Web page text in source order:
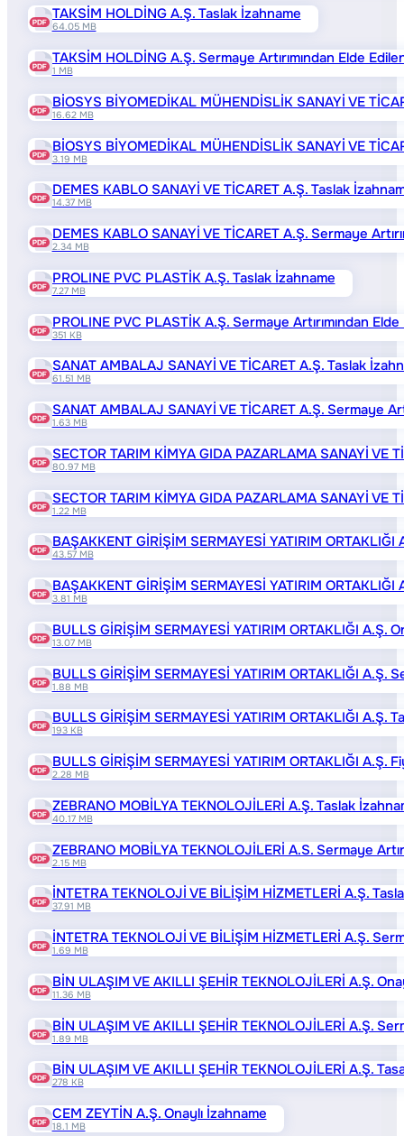
TAKSİM HOLDİNG A.Ş. Taslak İzahname
64.05 MB
TAKSİM HOLDİNG A.Ş. Sermaye Artırımından Elde
1 MB
BİOSYS BİYOMEDİKAL MÜHENDİSLİK SANAYİ VE
16.62 MB
BİOSYS BİYOMEDİKAL MÜHENDİSLİK SANAYİ VE
3.19 MB
DEMES KABLO SANAYİ VE TİCARET A.Ş. Taslak
14.37 MB
DEMES KABLO SANAYİ VE TİCARET A.Ş. Sermaye
2.34 MB
PROLINE PVC PLASTİK A.Ş. Taslak İzahname
7.27 MB
PROLINE PVC PLASTİK A.Ş. Sermaye Artırımından
351 KB
SANAT AMBALAJ SANAYİ VE TİCARET A.Ş. Taslak
61.51 MB
SANAT AMBALAJ SANAYİ VE TİCARET A.Ş. Sermaye
1.63 MB
SECTOR TARIM KİMYA GIDA PAZARLAMA SANAYİ VE
80.97 MB
SECTOR TARIM KİMYA GIDA PAZARLAMA SANAYİ VE
1.22 MB
BAŞAKKENT GİRİŞİM SERMAYESİ YATIRIM ORTAKLIĞI
43.57 MB
BAŞAKKENT GİRİŞİM SERMAYESİ YATIRIM
3.81 MB
BULLS GİRİŞİM SERMAYESİ YATIRIM ORTAKLIĞI A.Ş.
13.07 MB
BULLS GİRİŞİM SERMAYESİ YATIRIM ORTAKLIĞI A.Ş.
1.88 MB
BULLS GİRİŞİM SERMAYESİ YATIRIM ORTAKLIĞI A.Ş.
193 KB
BULLS GİRİŞİM SERMAYESİ YATIRIM ORTAKLIĞI A.Ş.
2.28 MB
ZEBRANO MOBİLYA TEKNOLOJİLERİ A.Ş. Taslak
40.17 MB
ZEBRANO MOBİLYA TEKNOLOJİLERİ A.S. Sermaye
2.15 MB
İNTETRA TEKNOLOJİ VE BİLİŞİM HİZMETLERİ A.Ş.
37.91 MB
İNTETRA TEKNOLOJİ VE BİLİŞİM HİZMETLERİ A.Ş.
1.69 MB
BİN ULAŞIM VE AKILLI ŞEHİR TEKNOLOJİLERİ A.Ş.
11.36 MB
BİN ULAŞIM VE AKILLI ŞEHİR TEKNOLOJİLERİ A.Ş.
1.89 MB
BİN ULAŞIM VE AKILLI ŞEHİR TEKNOLOJİLERİ A.Ş.
278 KB
CEM ZEYTİN A.Ş. Onaylı İzahname
18.1 MB